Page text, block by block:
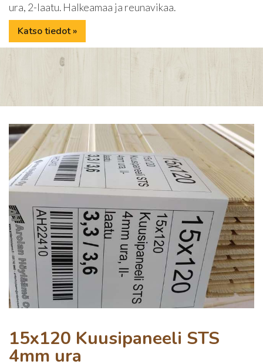
ura, 2-laatu. Halkeamaa ja reunavikaa.
Katso tiedot »
15x120 Kuusipaneeli STS
4mm ura